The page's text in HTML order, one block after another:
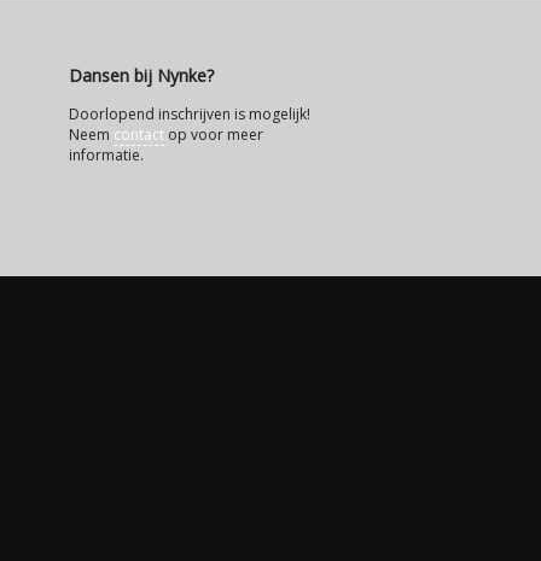
Dansen bij Nynke?
Doorlopend inschrijven is mogelijk!
Neem contact op voor meer
informatie.